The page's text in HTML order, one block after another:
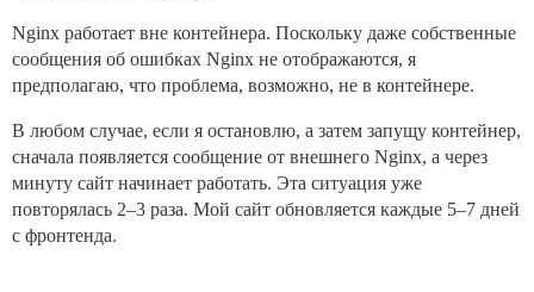
Nginx работает вне контейнера. Поскольку даже собственные
сообщения об ошибках Nginx не отображаются, я
предполагаю, что проблема, возможно, не в контейнере.
В любом случае, если я остановлю, а затем запущу контейнер,
сначала появляется сообщение от внешнего Nginx, а через
минуту сайт начинает работать. Эта ситуация уже
повторялась 2–3 раза. Мой сайт обновляется каждые 5–7 дней
с фронтенда.